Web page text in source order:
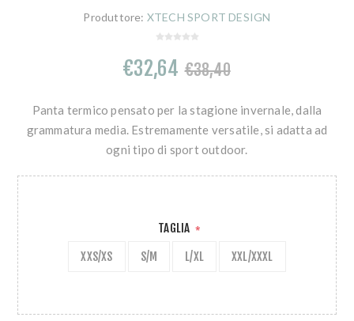
Produttore: XTECH SPORT DESIGN
€32,64 €38,40
Panta termico pensato per la stagione invernale, dalla
grammatura media. Estremamente versatile, si adatta ad
ogni tipo di sport outdoor.
TAGLIA *
XXS/XS S/M L/XL XXL/XXXL